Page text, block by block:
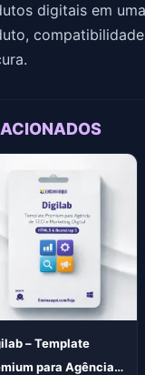
digitais em
– Template
para Agência